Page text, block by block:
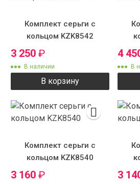
Комплект серьги с
кольцом KZK8542
3 250 ₽
В наличии
В корзину
4
В
Комплект серьги с
кольцом KZK8540
3 160 ₽ 3